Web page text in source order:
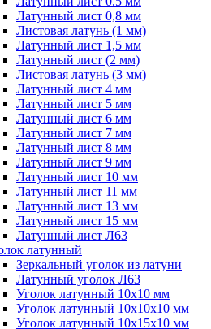
Латунный лист 0,8 мм
Листовая латунь (1 мм)
Латунный лист 1,5 мм
Латунный лист (2 мм)
Листовая латунь (3 мм)
Латунный лист 4 мм
Латунный лист 5 мм
Латунный лист 6 мм
Латунный лист 7 мм
Латунный лист 8 мм
Латунный лист 9 мм
Латунный лист 10 мм
Латунный лист 11 мм
Латунный лист 13 мм
Латунный лист 15 мм
Латунный лист Л63
латунный
Зеркальный уголок из латуни
Латунный уголок Л63
Уголок латунный 10x10 мм
Уголок латунный 10x10x10 мм
Уголок латунный 10x15x10 мм